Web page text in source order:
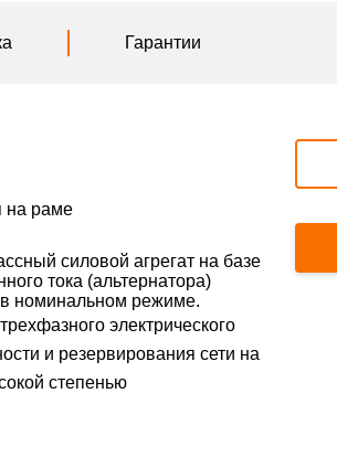
Гарантии
на раме
силовой агрегат на базе
тока (альтернатора)
в номинальном режиме.
электрического
и резервирования сети на
степенью